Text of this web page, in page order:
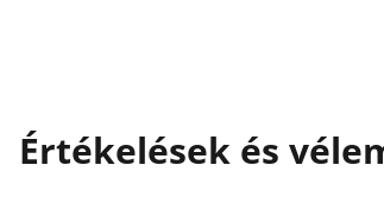
Értékelések és